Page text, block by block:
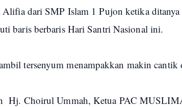
Alifia dari SMP Islam 1 Pujon ketika ditanya
baris berbaris Hari Santri Nasional ini.
tersenyum menampakkan makin cantik
Hj. Choirul Ummah, Ketua PAC